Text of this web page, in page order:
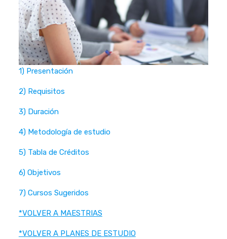
1) Presentación
2) Requisitos
3) Duración
4) Metodología de estudio
5) Tabla de Créditos
6) Objetivos
7) Cursos Sugeridos
*VOLVER A MAESTRIAS
*VOLVER A PLANES DE ESTUDIO